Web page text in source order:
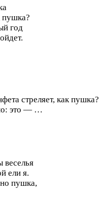
пушка?
год
стреляет, как пушка?
это — …
веселья
ели я.
пушка,